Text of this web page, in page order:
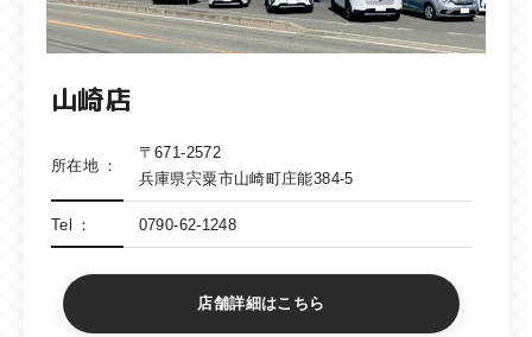
山崎店
所在地
〒671-2572
兵庫県宍粟市山崎町庄能384-5
Tel 0790-62-1248
店舗詳細はこちら